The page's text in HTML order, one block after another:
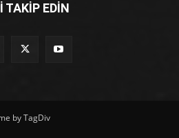
TAKİP EDİN
by TagDiv